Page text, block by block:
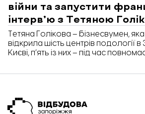
війни та запустити
інтерв’ю з Тетяною
Тетяна Голікова – бізнесвумен,
відкрила шість центрів подології в
Києві, п’ять із них – під час
власну франшизу. В інтерв’ю
прибуток і як почати власну
вкладень.